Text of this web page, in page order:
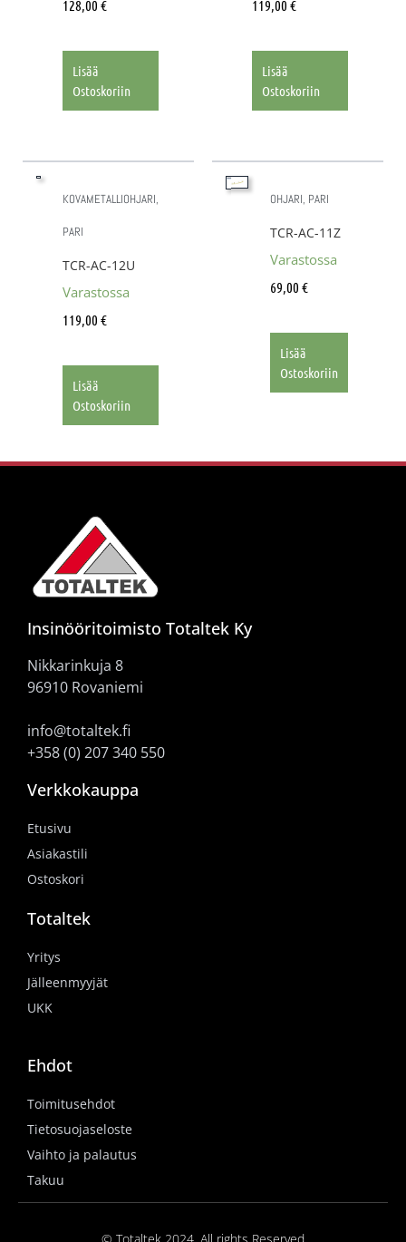
128,00 €
Lisää
Ostoskoriin
119,00 €
Lisää
Ostoskoriin
KOVAMETALLIOHJARI,
PARI
TCR-AC-12U
Varastossa
119,00 €
Lisää
Ostoskoriin
OHJARI, PARI
TCR-AC-11Z
Varastossa
69,00 €
Lisää
Ostoskoriin
Insinööritoimisto Totaltek Ky
Nikkarinkuja 8
96910 Rovaniemi
info@totaltek.fi
+358 (0) 207 340 550
Verkkokauppa
Etusivu
Asiakastili
Ostoskori
Totaltek
Yritys
Jälleenmyyjät
UKK
Ehdot
Toimitusehdot
Tietosuojaseloste
Vaihto ja palautus
Takuu
© Totaltek 2024. All rights Reserved